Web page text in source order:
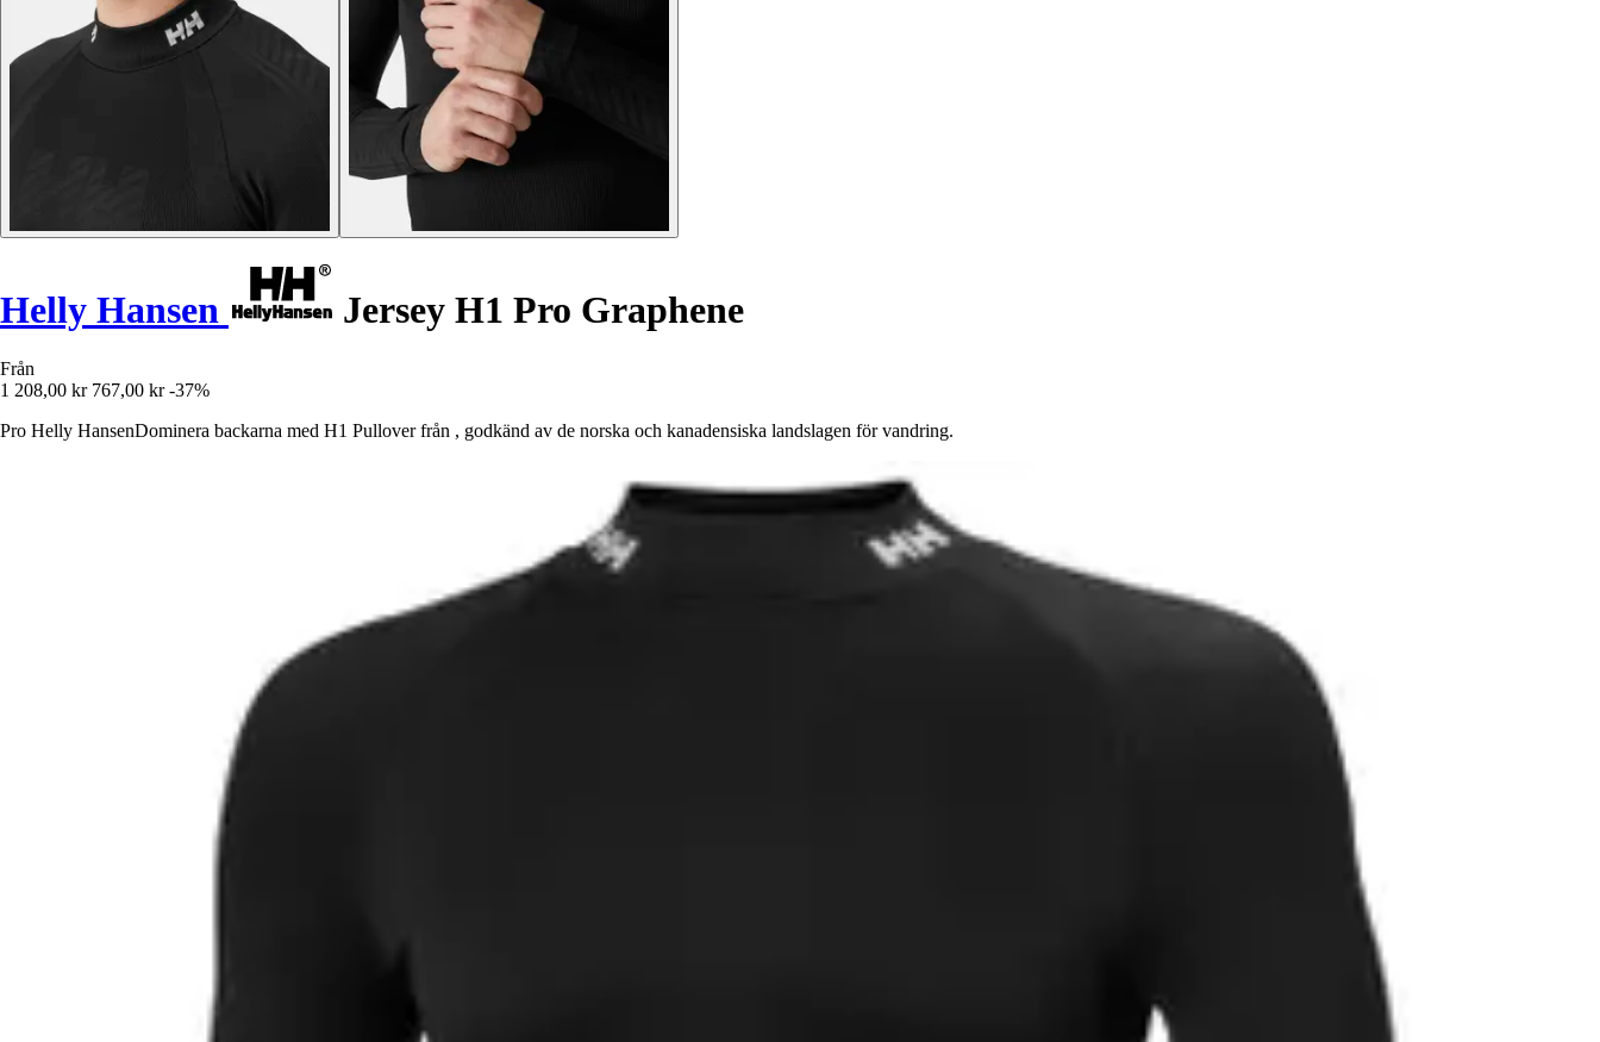
Helly Hansen Jersey H1 Pro Graphene
Från
1 208,00 kr 767,00 kr -37%
Pro Helly HansenDominera backarna med H1 Pullover från , godkänd av de norska och kanadensiska landslagen för vandring.